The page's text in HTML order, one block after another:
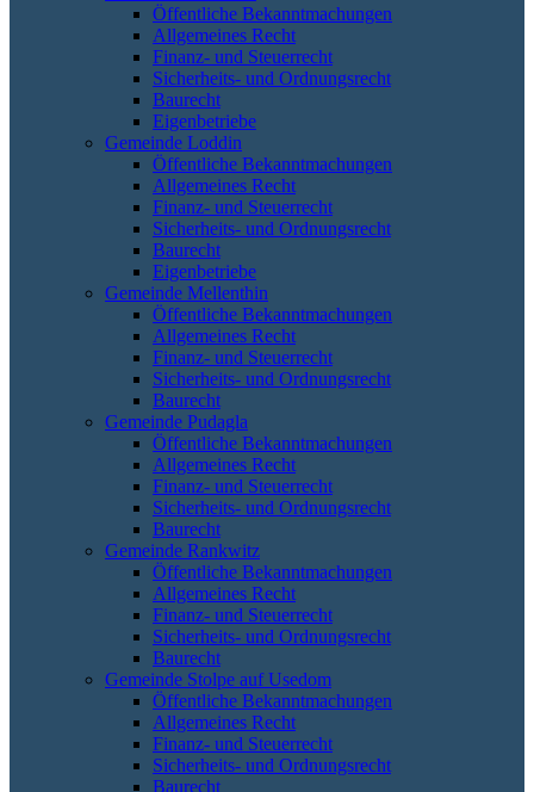
Öffentliche Bekanntmachungen
Allgemeines Recht
Finanz- und Steuerrecht
Sicherheits- und Ordnungsrecht
Baurecht
Eigenbetriebe
Gemeinde Loddin
Öffentliche Bekanntmachungen
Allgemeines Recht
Finanz- und Steuerrecht
Sicherheits- und Ordnungsrecht
Baurecht
Eigenbetriebe
Gemeinde Mellenthin
Öffentliche Bekanntmachungen
Allgemeines Recht
Finanz- und Steuerrecht
Sicherheits- und Ordnungsrecht
Baurecht
Gemeinde Pudagla
Öffentliche Bekanntmachungen
Allgemeines Recht
Finanz- und Steuerrecht
Sicherheits- und Ordnungsrecht
Baurecht
Gemeinde Rankwitz
Öffentliche Bekanntmachungen
Allgemeines Recht
Finanz- und Steuerrecht
Sicherheits- und Ordnungsrecht
Baurecht
Gemeinde Stolpe auf Usedom
Öffentliche Bekanntmachungen
Allgemeines Recht
Finanz- und Steuerrecht
Sicherheits- und Ordnungsrecht
Baurecht